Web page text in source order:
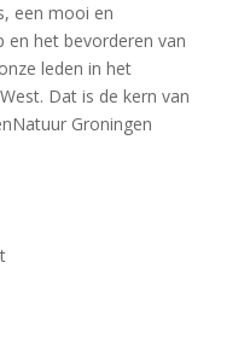
een mooi en
en het bevorderen van
leden in het
Dat is de kern van
Groningen